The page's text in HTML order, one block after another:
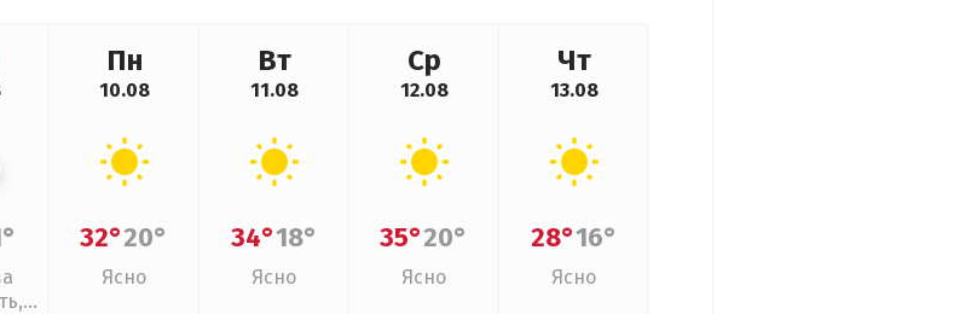
Пн
10.08
32°20°
Ясно
Вт
11.08
34°18°
Ясно
Ср
12.08
35°20°
Ясно
Чт
13.08
28°16°
Ясно